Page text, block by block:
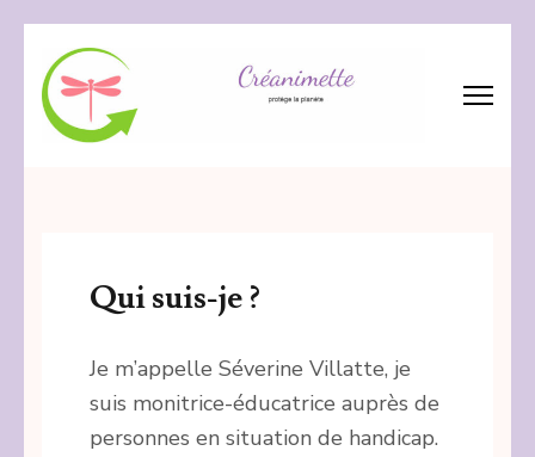
au
contenu
(Pressez
Qui suis-je ?
Je m’appelle Séverine Villatte, je
suis monitrice-éducatrice auprès de
personnes en situation de handicap.